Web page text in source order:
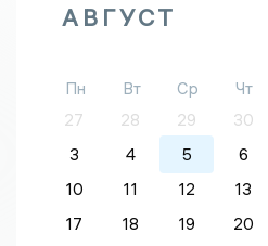
АВГУСТ
Пн Вт Ср Чт
27
28 29 30
3
4 5 6
10
11 12 13
17
18 19 20